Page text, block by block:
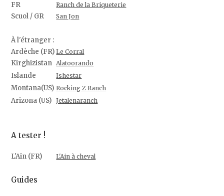
FR
Ranch de la Briqueterie
Scuol / GR San Jon
À l'étranger :
Ardèche (FR) Le Corral
Kirghizistan Alatoorando
Islande Ishestar
Montana(US) Rocking Z Ranch
Arizona (US) Jetalenaranch
A tester !
L'Ain (FR) L'Ain à cheval
Guides